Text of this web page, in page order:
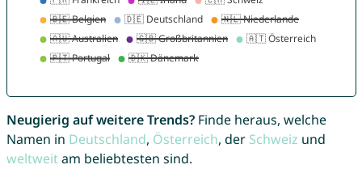
Neugierig auf weitere Trends?Finde heraus, welche
Namen in Deutschland, Österreich, der Schweiz und
weltweitam beliebtesten sind.